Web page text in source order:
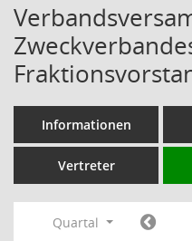
Informationen
Vertreter
Quartal